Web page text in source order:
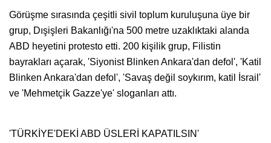
Görüşme sırasında çeşitli sivil toplum kuruluşuna üye bir
grup, Dışişleri Bakanlığı'na 500 metre uzaklıktaki alanda
ABD heyetini protesto etti. 200 kişilik grup, Filistin
bayrakları açarak, 'Siyonist Blinken Ankara'dan defol', 'Katil
Blinken Ankara'dan defol', 'Savaş değil soykırım, katil İsrail'
ve 'Mehmetçik Gazze'ye' sloganları attı.
'TÜRKİYE'DEKİ ABD ÜSLERİ KAPATILSIN'